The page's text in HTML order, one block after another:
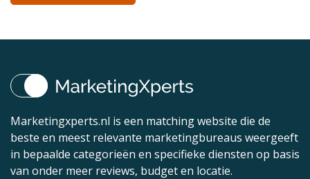
Marketingxperts.nl is een matching website die de
beste en meest relevante marketingbureaus weergeeft
in bepaalde categorieën en specifieke diensten op basis
van onder meer reviews, budget en locatie.